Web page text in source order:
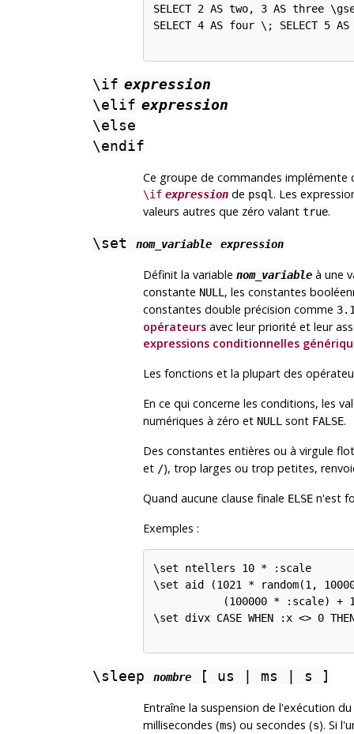
SELECT 2 AS two, 3 AS three
SELECT 4 AS four \; SELECT 5
\if expression
\elif expression
\else
\endif
Ce groupe de commandes implémente
\if expressionde psql. Les
valeurs autres que zéro valant true.
\set nom_variable expression
Définit la variable nom_variableà une
constante NULL , les constantes
constantes double précision comme
opérateursavec leur priorité et leur
expressions conditionnelles
Les fonctions et la plupart des
En ce qui concerne les conditions, les
numériques à zéro et NULL sont FALSE.
Des constantes entières ou à virgule
et /), trop larges ou trop petites,
Quand aucune clause finale ELSEn'est
Exemples :
\set ntellers 10 * :scale
\set aid (1021 * random(1,
(100000 * :scale) +
\set divx CASE WHEN :x <> 0
\sleep nombre[ us | ms | s ]
Entraîne la suspension de l'exécution
millisecondes (ms) ou secondes (s). Si